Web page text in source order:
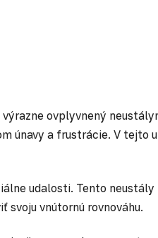
ovplyvnený
únavy a frustrácie. V tejto
udalosti. Tento
svoju vnútornú rovnováhu.